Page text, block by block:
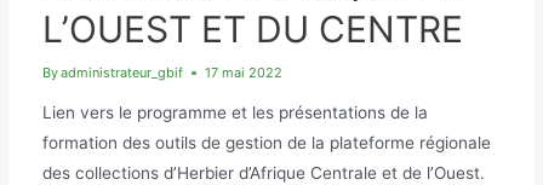
L’OUEST ET DU CENTRE
Byadministrateur_gbif 17 mai 2022
Lien vers le programme et les présentations de la
formation des outils de gestion de la plateforme régionale
des collections d’Herbier d’Afrique Centrale et de l’Ouest.